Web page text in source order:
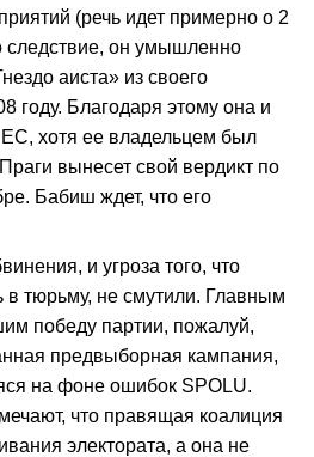
(речь идет примерно о 2
следствие, он умышленно
аиста» из своего
году. Благодаря этому она и
хотя ее владельцем был
вынесет свой вердикт по
Бабиш ждет, что его
и угроза того, что
в тюрьму, не смутили. Главным
победу партии, пожалуй,
предвыборная кампания,
на фоне ошибок SPOLU.
что правящая коалиция
электората, а она не